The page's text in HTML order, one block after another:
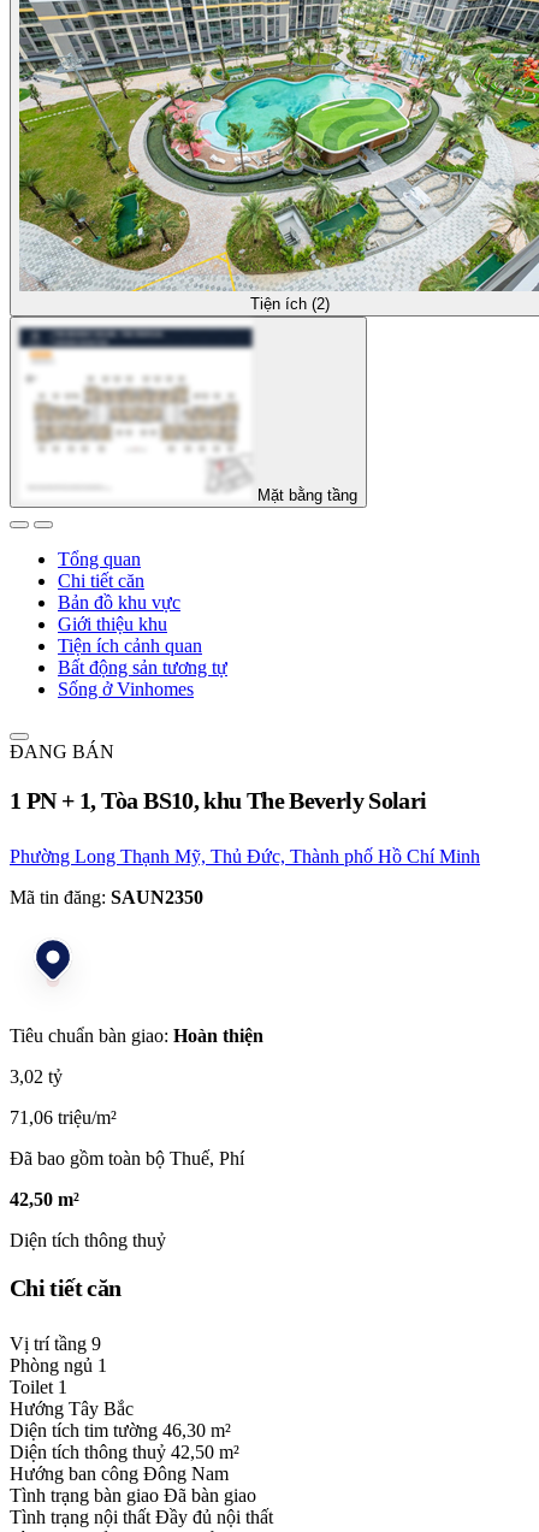
Tiện ích (2)
Mặt bằng tầng
Tổng quan
Chi tiết căn
Bản đồ khu vực
Giới thiệu khu
Tiện ích cảnh quan
Bất động sản tương tự
Sống ở Vinhomes
ĐANG BÁN
1 PN + 1, Tòa BS10, khu The Beverly Solari
Phường Long Thạnh Mỹ, Thủ Đức, Thành phố Hồ Chí Minh
Mã tin đăng: SAUN2350
Tiêu chuẩn bàn giao: Hoàn thiện
3,02 tỷ
71,06 triệu/m²
Đã bao gồm toàn bộ Thuế, Phí
42,50 m²
Diện tích thông thuỷ
Chi tiết căn
Vị trí tầng 9
Phòng ngủ 1
Toilet 1
Hướng Tây Bắc
Diện tích tim tường 46,30 m²
Diện tích thông thuỷ 42,50 m²
Hướng ban công Đông Nam
Tình trạng bàn giao Đã bàn giao
Tình trạng nội thất Đầy đủ nội thất